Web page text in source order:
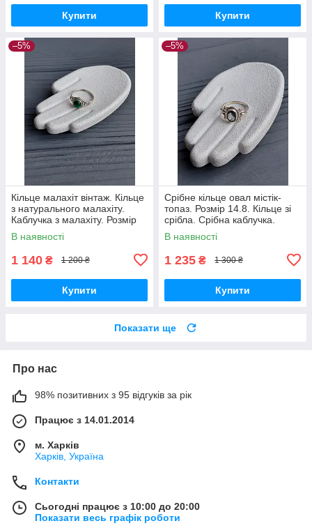
Купити Купити
–5%
Кільце малахіт вінтаж. Кільце
з натурального малахіту.
Каблучка з малахіту. Розмір
16.8. Індія!
В наявності
1 140 ₴ 1 200 ₴
Купити
–5%
Срібне кільце овал містік-
топаз. Розмір 14.8. Кільце зі
срібла. Срібна каблучка.
Містік топаз. Індія!
В наявності
1 235 ₴ 1 300 ₴
Купити
Показати ще
Про нас
98% позитивних з 95 відгуків за рік
Працює з 14.01.2014
м. Харків
Харків, Україна
Контакти
Сьогодні працює з 10:00 до 20:00
Показати весь графік роботи